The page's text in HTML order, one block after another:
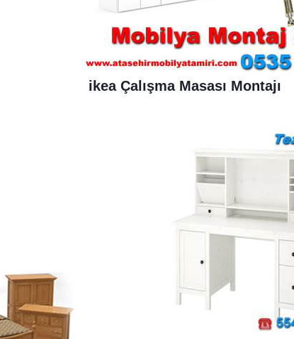
ikea Çalışma Masası Montajı